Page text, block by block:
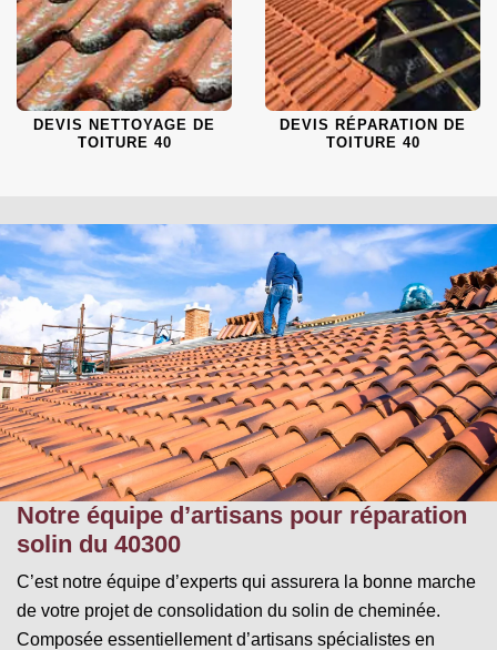
DEVIS NETTOYAGE DE
TOITURE 40
DEVIS RÉPARATION DE
TOITURE 40
Notre équipe d’artisans pour réparation
solin du 40300
C’est notre équipe d’experts qui assurera la bonne marche
de votre projet de consolidation du solin de cheminée.
Composée essentiellement d’artisans spécialistes en